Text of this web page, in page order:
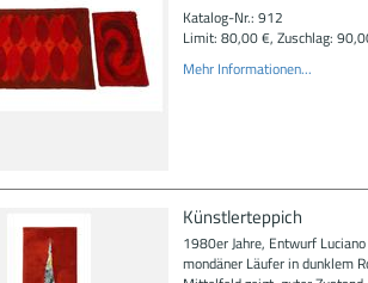
Katalog-Nr.: 912
Limit: 80,00 €, Zuschlag:
Mehr Informationen...
Künstlerteppich
1980er Jahre, Entwurf
mondäner Läufer in dunklem